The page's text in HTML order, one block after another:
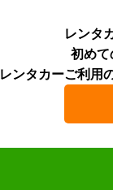
レンタ
初めて
レンタカーご利用